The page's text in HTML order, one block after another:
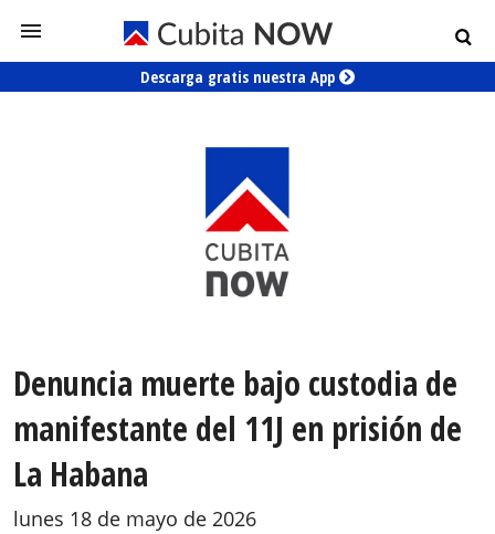
Descarga gratis nuestra App
Denuncia muerte bajo custodia de
manifestante del 11J en prisión de
La Habana
lunes 18 de mayo de 2026